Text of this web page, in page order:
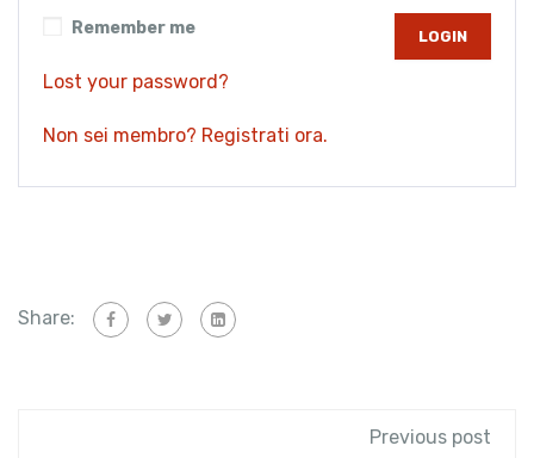
Remember me
Lost your password?
Non sei membro? Registrati ora.
Share:
Previous post